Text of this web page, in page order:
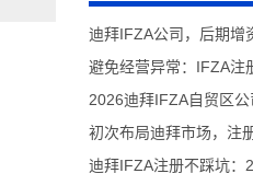
迪拜IFZA公司，后期增
避免经营异常：IFZA注
2026迪拜IFZA自贸区